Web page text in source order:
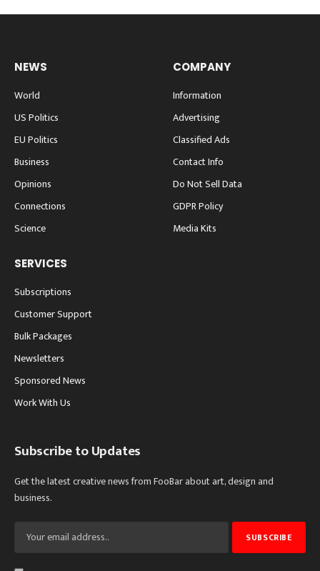
NEWS
World
US Politics
EU Politics
Business
Opinions
Connections
Science
COMPANY
Information
Advertising
Classified Ads
Contact Info
Do Not Sell Data
GDPR Policy
Media Kits
SERVICES
Subscriptions
Customer Support
Bulk Packages
Newsletters
Sponsored News
Work With Us
Subscribe to Updates
Get the latest creative news from FooBar about art, design and
business.